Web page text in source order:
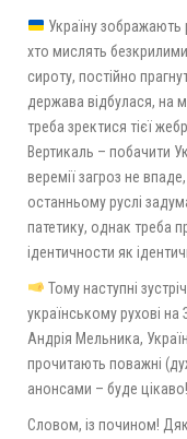
Україну
хто мислять безкрилими
сироту, постійно
держава відбулася, на
треба зректися тієї
Вертикаль – побачити
веремії загроз не
останньому руслі
патетику, однак треба
ідентичности як
Тому наступні
українському рухові
Андрія Мельника,
прочитають поважні
анонсами – буде цікаво!
Словом, із почином!